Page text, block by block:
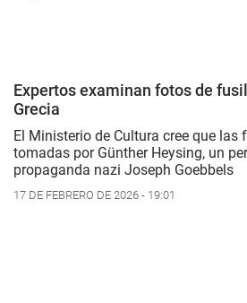
Expertos examinan fotos de
Grecia
El Ministerio de Cultura cree que
tomadas por Günther Heysing, un
propaganda nazi Joseph Goebbels
17 DE FEBRERO DE 2026 - 19:01